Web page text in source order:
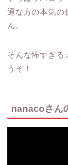
通な方の本気の
ん。
そんな怖すぎる
うぞ！
nanacoさん